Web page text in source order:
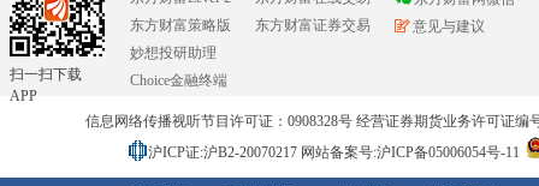
扫一扫下载
APP
东方财富策略版
妙想投研助理
Choice金融终端
东方财富证券交易
意见与建议
信息网络传播视听节目许可证：0908328号 经营证券期货业务许可证编
沪ICP证:沪B2-20070217 网站备案号:沪ICP备05006054号-11